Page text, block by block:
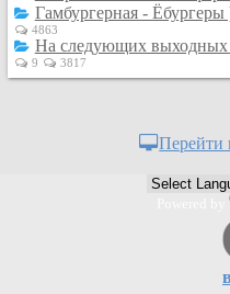
Главная
Поиск
Новые сообщения
Гамбургерная - Ёбургеры
4863
На следующих выходных
9 3817
Перейти